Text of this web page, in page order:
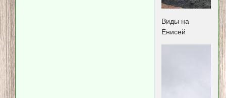
Виды на
Енисей